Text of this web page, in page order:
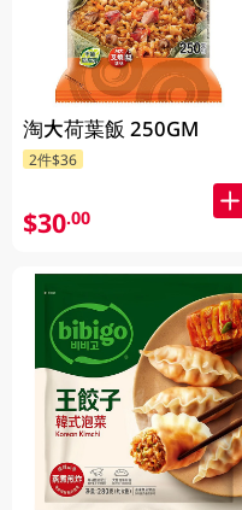
淘大荷葉飯 250GM
2件$36
$30.00